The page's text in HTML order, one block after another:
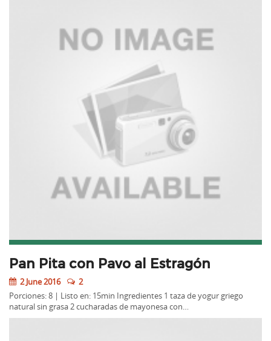
Pan Pita con Pavo al Estragón
2 June 2016
2
Porciones: 8 | Listo en: 15min Ingredientes 1 taza de yogur griego
natural sin grasa 2 cucharadas de mayonesa con…